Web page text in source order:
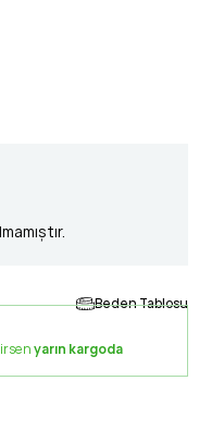
Beden Tablosu
yarın kargoda